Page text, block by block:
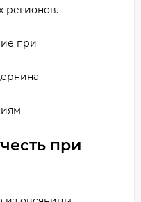
регионов.
при
при